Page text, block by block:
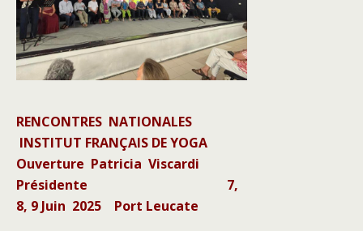
RENCONTRES NATIONALES
INSTITUT FRANÇAIS DE YOGA
Ouverture Patricia Viscardi
Présidente 7,
8, 9 Juin 2025 Port Leucate